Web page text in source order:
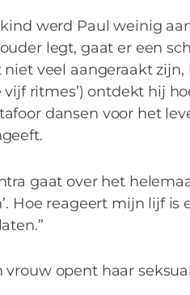
Op zoek
werd Paul weinig
legt, gaat er een
niet veel aangeraakt
vijf ritmes’) ontdekt hij
dansen voor het
gaat over het
Hoe reageert mijn lijf
vrouw opent haar